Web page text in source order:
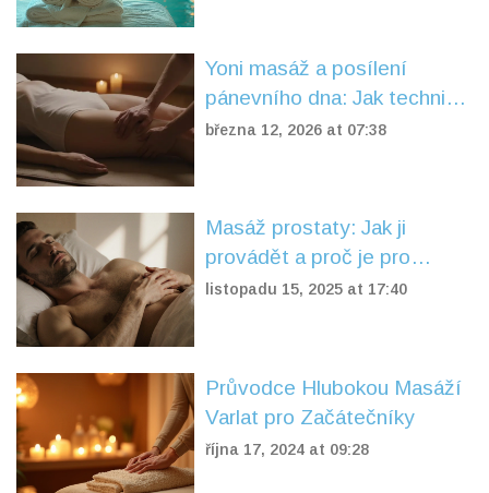
Yoni masáž a posílení
pánevního dna: Jak techniky
ovlivňují tělo a emoce
března 12, 2026 at 07:38
Masáž prostaty: Jak ji
provádět a proč je pro
zdraví klíčová
listopadu 15, 2025 at 17:40
Průvodce Hlubokou Masáží
Varlat pro Začátečníky
října 17, 2024 at 09:28